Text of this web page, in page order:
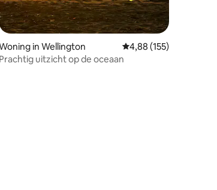
van 4,91 op 5, 177 recensies
in Wellington Gemiddelde
4,88 (155)
Prachtig uitzicht op de oceaan